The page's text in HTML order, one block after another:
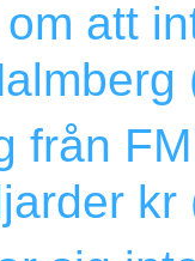
att
från
kr